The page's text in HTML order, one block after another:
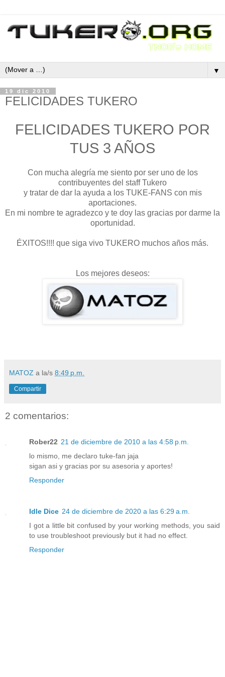
▼
19 dic 2010
FELICIDADES TUKERO
FELICIDADES TUKERO POR
TUS 3 AÑOS
Con mucha alegría me siento por ser uno de los
contribuyentes del staff Tukero
y tratar de dar la ayuda a los TUKE-FANS con mis
aportaciones.
En mi nombre te agradezco y te doy las gracias por darme la
oportunidad.
ÉXITOS!!!! que siga vivo TUKERO muchos años más.
Los mejores deseos:
MATOZ a la/s 8:49 p.m.
Compartir
2 comentarios:
Rober22 21 de diciembre de 2010 a las 4:58 p.m.
lo mismo, me declaro tuke-fan jaja
sigan asi y gracias por su asesoria y aportes!
Responder
Idle Dice 24 de diciembre de 2020 a las 6:29 a.m.
I got a little bit confused by your working methods, you said
to use troubleshoot previously but it had no effect.
Responder